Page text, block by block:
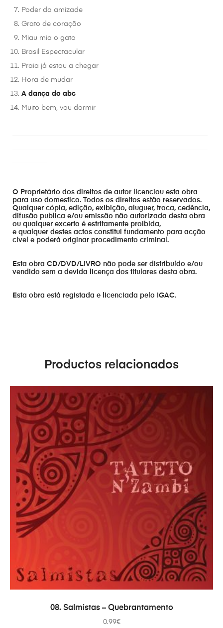
Poder da amizade
Grato de coração
Miau mia o gato
Brasil Espectacular
Praia já estou a chegar
Hora de mudar
A dança do abc
Muito bem, vou dormir
O Proprietário dos direitos de autor licenciou esta obra
para uso domestico. Todos os direitos estão reservados.
Qualquer cópia, edição, exibição, aluguer, troca, cedência,
difusão publica e/ou emissão não autorizada desta obra
ou qualquer excerto é estritamente proibida,
e qualquer destes actos constitui fundamento para acção
cível e poderá originar procedimento criminal.
Esta obra CD/DVD/LIVRO não pode ser distribuído e/ou
vendido sem a devida licença dos titulares desta obra.
Esta obra está registada e licenciada pelo IGAC.
Productos relacionados
AÑADIR AL CARRITO
08. Salmistas – Quebrantamento
0.99€